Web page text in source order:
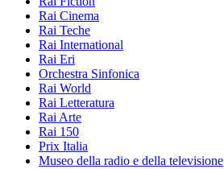
Rai Cinema
Rai Teche
Rai International
Rai Eri
Orchestra Sinfonica
Rai World
Rai Letteratura
Rai Arte
Rai 150
Prix Italia
Museo della radio e della televisione